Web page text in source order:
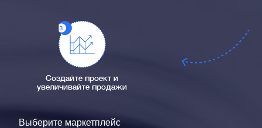
Создайте проект и
увеличивайте продажи
Выберите маркетплейс